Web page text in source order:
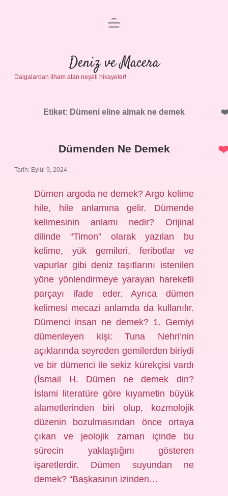
Anasayfa
Gizlilik Politikası
Yasal Uyarı
menüyü
Deniz ve Macera
Dalgalardan ilham alan neşeli hikayeler!
Etiket: Dümeni eline almak ne demek
Dümenden Ne Demek
Tarih: Eylül 9, 2024
Dümen argoda ne demek? Argo kelime
hile, hile anlamına gelir. Dümende
kelimesinin anlamı nedir? Orijinal
dilinde “Timon” olarak yazılan bu
kelime, yük gemileri, feribotlar ve
vapurlar gibi deniz taşıtlarını istenilen
yöne yönlendirmeye yarayan hareketli
parçayı ifade eder. Ayrıca dümen
kelimesi mecazi anlamda da kullanılır.
Dümenci insan ne demek? 1. Gemiyi
dümenleyen kişi: Tuna Nehri’nin
açıklarında seyreden gemilerden biriydi
ve bir dümenci ile sekiz kürekçisi vardı
(İsmail H. Dümen ne demek din?
İslami literatüre göre kıyametin büyük
alametlerinden biri olup, kozmolojik
düzenin bozulmasından önce ortaya
çıkan ve jeolojik zaman içinde bu
sürecin yaklaştığını gösteren
işaretlerdir. Dümen suyundan ne
demek? “Başkasının izinden…